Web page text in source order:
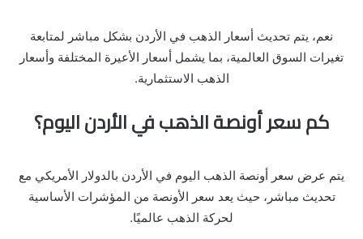
نعم، يتم تحديث أسعار الذهب في الأردن بشكل مباشر لمتابعة
تغيرات السوق العالمية، بما يشمل أسعار الأعيرة المختلفة وأسعار
الذهب الاستثمارية.
كم سعر أونصة الذهب في الأردن اليوم؟
يتم عرض سعر أونصة الذهب اليوم في الأردن بالدولار الأمريكي مع
تحديث مباشر، حيث يعد سعر الأونصة من المؤشرات الأساسية
لحركة الذهب عالميًا.